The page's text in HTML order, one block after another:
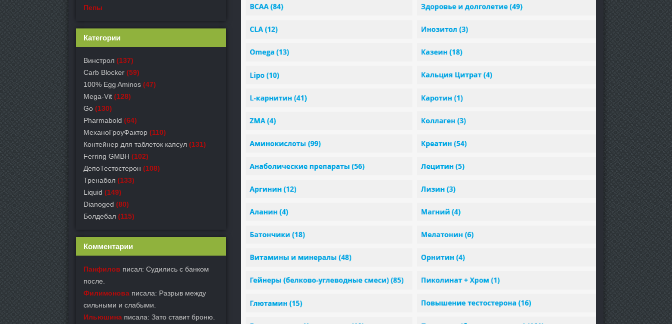
Пепы
Категории
Винстрол (137)
Carb Blocker (59)
100% Egg Aminos (47)
Mega-Vit (128)
Go (130)
Pharmabold (64)
МеханоГроуФактор (110)
Контейнер для таблеток капсул (131)
Ferring GMBH (102)
ДепоТестостерон (108)
Тренабол (133)
Liquid (149)
Dianoged (80)
Болдебал (115)
Комментарии
Панфилов писал: Судились с банком
после.
Филимонова писала: Разрыв между
сильными и слабыми.
Ильюшина писала: Зато ставит броню.